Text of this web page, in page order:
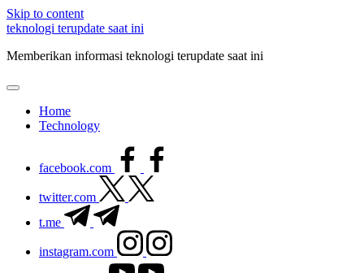
Skip to content
teknologi terupdate saat ini
Memberikan informasi teknologi terupdate saat ini
Home
Technology
facebook.com
twitter.com
t.me
instagram.com